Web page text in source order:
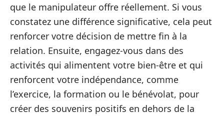
que le manipulateur offre réellement. Si vous
constatez une différence significative, cela peut
renforcer votre décision de mettre fin à la
relation. Ensuite, engagez-vous dans des
activités qui alimentent votre bien-être et qui
renforcent votre indépendance, comme
l’exercice, la formation ou le bénévolat, pour
créer des souvenirs positifs en dehors de la